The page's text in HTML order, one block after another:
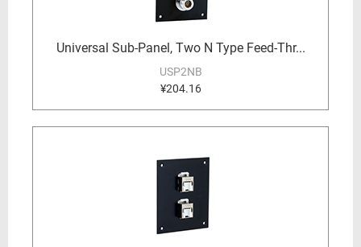
Universal Sub-Panel, Two N Type Feed-Thr...
USP2NB
¥204.16